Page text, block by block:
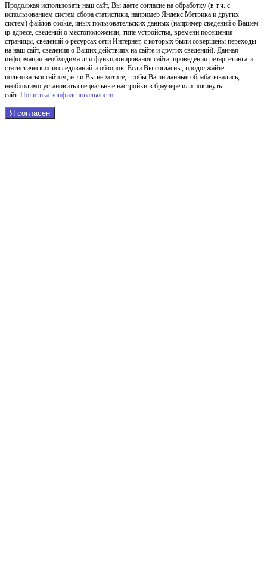
Продолжая использовать наш cайт, Вы даете согласие на обработку (в т.ч. с
использованием систем сбора статистики, например Яндекс.Метрика и других
систем) файлов cookie, иных пользовательских данных (например сведений о Вашем
ip-адресе, сведений о местоположении, типе устройства, времени посещения
страницы, сведений о ресурсах сети Интернет, с которых были совершены переходы
на наш сайт, сведения о Ваших действиях на сайте и других сведений). Данная
информация необходима для функционирования сайта, проведения ретаргетинга и
статистических исследований и обзоров. Если Вы согласны, продолжайте
пользоваться сайтом, если Вы не хотите, чтобы Ваши данные обрабатывались,
необходимо установить специальные настройки в браузере или покинуть
сайт. Политика конфиденциальности
Я согласен